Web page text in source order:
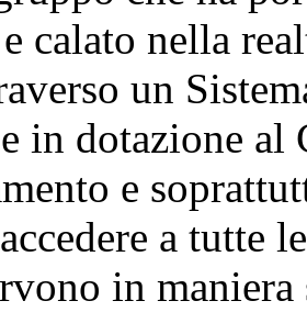
calato nella
un
in dotazione al
e
a tutte
in